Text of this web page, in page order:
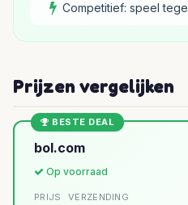
Competitief: speel
Prijzen vergelijken
BESTE DEAL
bol.com
Op voorraad
PRIJS VERZENDING